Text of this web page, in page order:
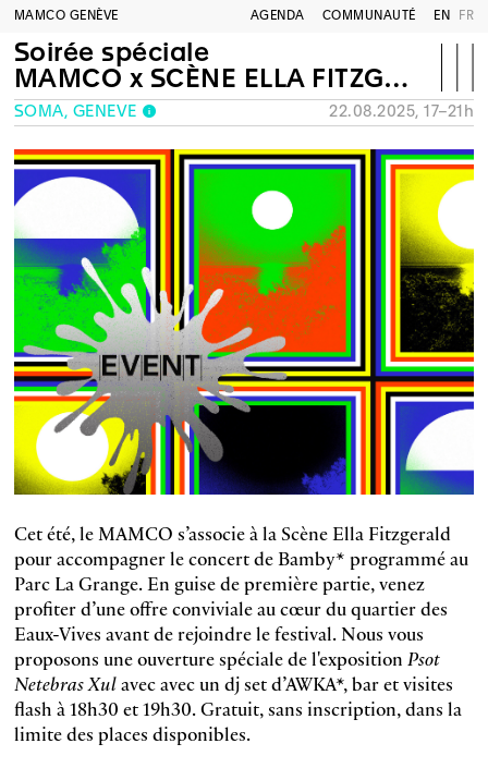
MAMCO GENÈVE AGENDA COMMUNAUTÉ EN FR
Soirée spéciale
MAMCO x SCÈNE ELLA FITZGERALD
SOMA, GENÈVE 22.08.2025, 17–21h
Cet été, le MAMCO s’associe à la Scène Ella Fitzgerald
pour accompagner le concert de Bamby* programmé au
Parc La Grange. En guise de première partie, venez
profiter d’une offre conviviale au cœur du quartier des
Eaux-Vives avant de rejoindre le festival. Nous vous
proposons une ouverture spéciale de l'exposition Psot
Netebras Xulavec avec un dj set d’AWKA*, bar et visites
flash à 18h30 et 19h30. Gratuit, sans inscription, dans la
limite des places disponibles.